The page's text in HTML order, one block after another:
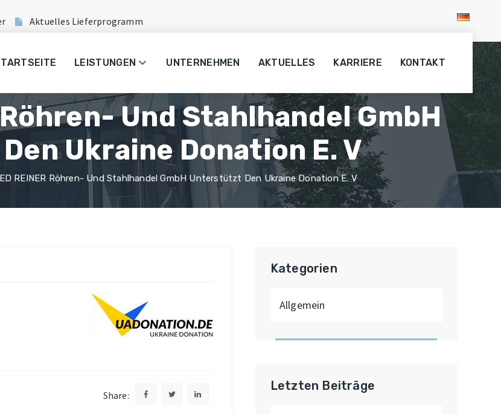
Aktuelles Lieferprogramm
LEISTUNGEN UNTERNEHMEN AKTUELLES KARRIERE KONTAKT
Röhren- Und Stahlhandel GmbH
Ukraine Donation E. V
REINER Röhren- Und Stahlhandel GmbH Unterstützt Den Ukraine Donation E. V
Share:
Kategorien
Allgemein
Letzten Beiträge